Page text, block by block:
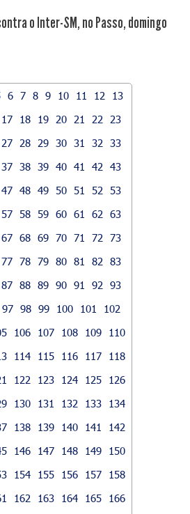
o Inter-SM, no Passo, domingo
6 7 8 9 10 11 12
13
17 18 19 20 21 22
23
27 28 29 30 31 32
33
37 38 39 40 41 42
43
47 48 49 50 51 52
53
57 58 59 60 61 62
63
67 68 69 70 71 72
73
77 78 79 80 81 82
83
87 88 89 90 91 92
93
97 98 99 100 101
102
106 107 108 109
110
114 115 116 117
118
122 123 124 125
126
130 131 132 133
134
138 139 140 141
142
146 147 148 149
150
154 155 156 157
158
162 163 164 165
166